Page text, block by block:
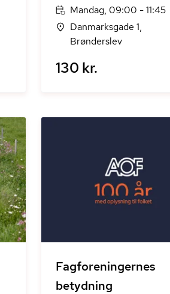
Mandag, 09:00 - 11:45
Danmarksgade 1,
Brønderslev
130 kr.
Fagforeningernes
betydning